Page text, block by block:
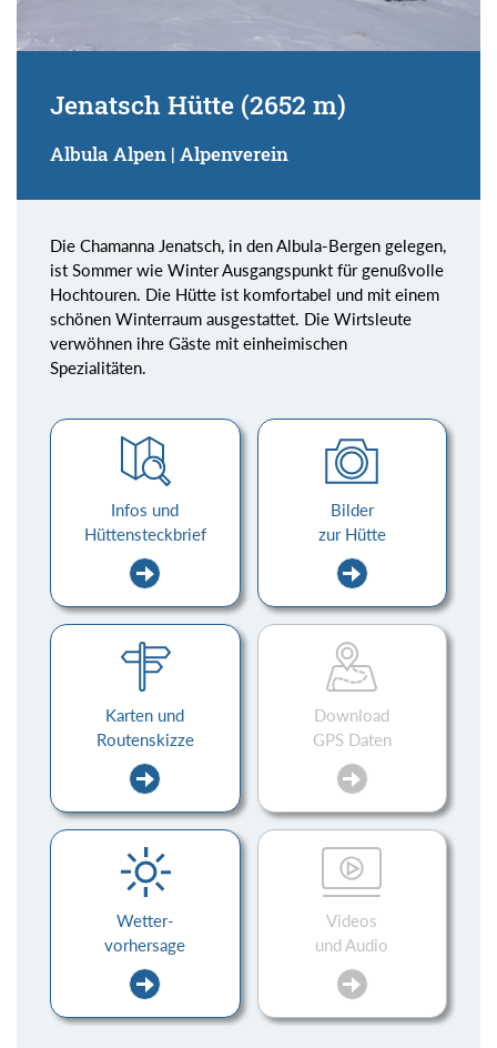
Jenatsch Hütte (2652 m)
Albula Alpen | Alpenverein
Die Chamanna Jenatsch, in den Albula-Bergen gelegen,
ist Sommer wie Winter Ausgangspunkt für genußvolle
Hochtouren. Die Hütte ist komfortabel und mit einem
schönen Winterraum ausgestattet. Die Wirtsleute
verwöhnen ihre Gäste mit einheimischen
Spezialitäten.
Infos und
Hüttensteckbrief
Bilder
zur Hütte
Karten und
Routenskizze
Download
GPS Daten
Wetter-
vorhersage
Videos
und Audio